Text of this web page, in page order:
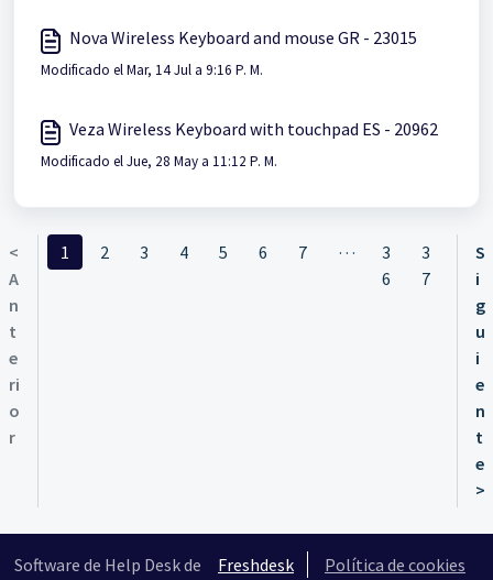
Nova Wireless Keyboard and mouse GR - 23015
Modificado el Mar, 14 Jul a 9:16 P. M.
Veza Wireless Keyboard with touchpad ES - 20962
Modificado el Jue, 28 May a 11:12 P. M.
<
A
n
t
e
ri
o
r
1 2 3 4 5 6 7 …
3
6
3
7
S
i
g
u
i
e
n
t
e
>
Software de Help Desk de Freshdesk Política de cookies